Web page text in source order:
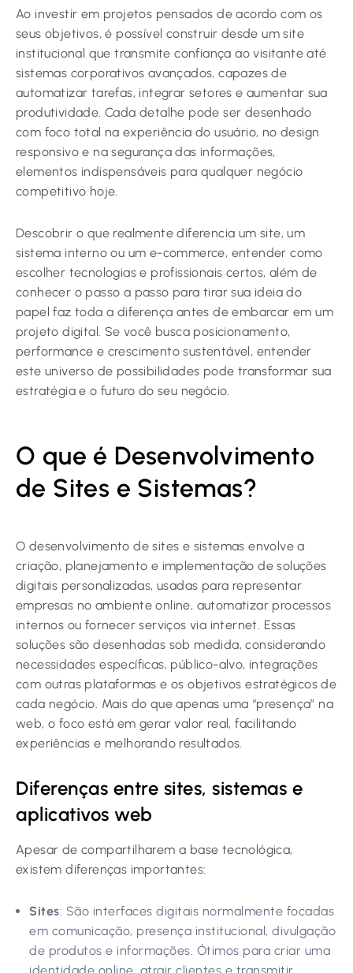
Ao investir em projetos pensados de acordo com os
seus objetivos, é possível construir desde um site
institucional que transmite confiança ao visitante até
sistemas corporativos avançados, capazes de
automatizar tarefas, integrar setores e aumentar sua
produtividade. Cada detalhe pode ser desenhado
com foco total na experiência do usuário, no design
responsivo e na segurança das informações,
elementos indispensáveis para qualquer negócio
competitivo hoje.
Descobrir o que realmente diferencia um site, um
sistema interno ou um e-commerce, entender como
escolher tecnologias e profissionais certos, além de
conhecer o passo a passo para tirar sua ideia do
papel faz toda a diferença antes de embarcar em um
projeto digital. Se você busca posicionamento,
performance e crescimento sustentável, entender
este universo de possibilidades pode transformar sua
estratégia e o futuro do seu negócio.
O que é Desenvolvimento
de Sites e Sistemas?
O desenvolvimento de sites e sistemas envolve a
criação, planejamento e implementação de soluções
digitais personalizadas, usadas para representar
empresas no ambiente online, automatizar processos
internos ou fornecer serviços via internet. Essas
soluções são desenhadas sob medida, considerando
necessidades específicas, público-alvo, integrações
com outras plataformas e os objetivos estratégicos de
cada negócio. Mais do que apenas uma “presença” na
web, o foco está em gerar valor real, facilitando
experiências e melhorando resultados.
Diferenças entre sites, sistemas e
aplicativos web
Apesar de compartilharem a base tecnológica,
existem diferenças importantes:
Sites: São interfaces digitais normalmente focadas
em comunicação, presença institucional, divulgação
de produtos e informações. Ótimos para criar uma